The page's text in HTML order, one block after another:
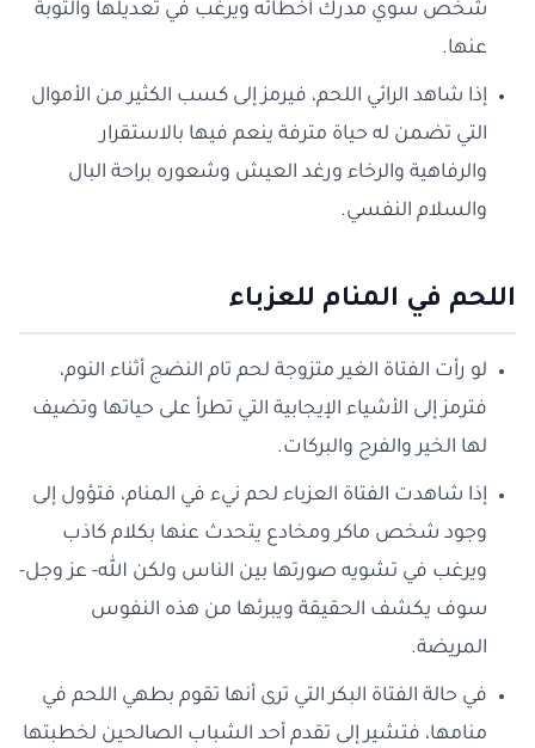
شخص سوي مدرك أخطائه ويرغب في تعديلها والتوبة
عنها.
إذا شاهد الرائي اللحم، فيرمز إلى كسب الكثير من الأموال
التي تضمن له حياة مترفة ينعم فيها بالاستقرار
والرفاهية والرخاء ورغد العيش وشعوره براحة البال
والسلام النفسي.
اللحم في المنام للعزباء
لو رأت الفتاة الغير متزوجة لحم تام النضج أثناء النوم،
فترمز إلى الأشياء الإيجابية التي تطرأ على حياتها وتضيف
لها الخير والفرح والبركات.
إذا شاهدت الفتاة العزباء لحم نيء في المنام، فتؤول إلى
وجود شخص ماكر ومخادع يتحدث عنها بكلام كاذب
ويرغب في تشويه صورتها بين الناس ولكن الله- عز وجل-
سوف يكشف الحقيقة ويبرئها من هذه النفوس
المريضة.
في حالة الفتاة البكر التي ترى أنها تقوم بطهي اللحم في
منامها، فتشير إلى تقدم أحد الشباب الصالحين لخطبتها